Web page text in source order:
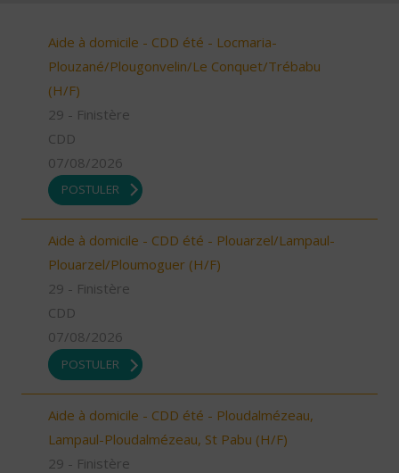
Aide à domicile - CDD été - Locmaria-
Plouzané/Plougonvelin/Le Conquet/Trébabu
(H/F)
29 - Finistère
CDD
07/08/2026
POSTULER
Aide à domicile - CDD été - Plouarzel/Lampaul-
Plouarzel/Ploumoguer (H/F)
29 - Finistère
CDD
07/08/2026
POSTULER
Aide à domicile - CDD été - Ploudalmézeau,
Lampaul-Ploudalmézeau, St Pabu (H/F)
29 - Finistère